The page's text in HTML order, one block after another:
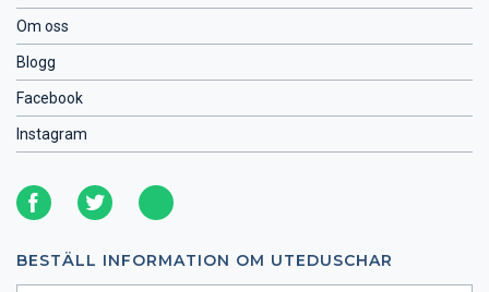
Om oss
Blogg
Facebook
Instagram
BESTÄLL INFORMATION OM UTEDUSCHAR